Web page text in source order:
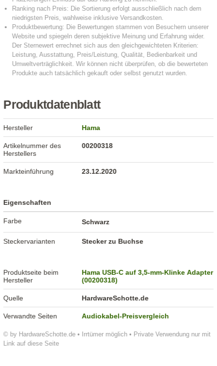
Produktdatenblatt
© by HardwareSchotte.de • Irrtümer möglich • Private Verwendung nur mit
Link auf diese Seite
Hersteller Hama
Artikelnummer des
Herstellers
00200318
Markteinführung 23.12.2020
Eigenschaften
Farbe Schwarz
Steckervarianten Stecker zu Buchse
Produktseite beim
Hersteller
Hama USB-C auf 3,5-mm-Klinke Adapter
(00200318)
Quelle HardwareSchotte.de
Verwandte Seiten Audiokabel-Preisvergleich